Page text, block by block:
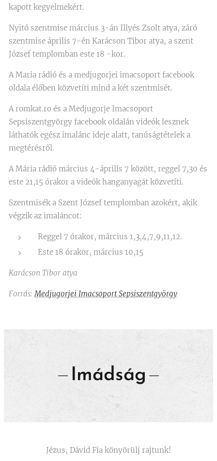
kapott kegyelmekért.
Nyitó szentmise március 3-án Illyés Zsolt atya, záró
szentmise április 7-én Karácson Tibor atya, a szent
József templomban este 18 -kor.
A Maria rádió és a medjugorjei imacsoport facebook
oldala élőben közvetíti mind a két szentmisét.
A romkat.ro és a Medjugorje Imacsoport
Sepsiszentgyörgy facebook oldalán videók lesznek
láthatók egész imalánc ideje alatt, tanúságtételek a
megtérésről.
A Mária rádió március 4-április 7 között, reggel 7,30 és
este 21,15 órakor a videók hanganyagát közvetíti.
Szentmisék a Szent József templomban azokért, akik
végzik az imaláncot:
Reggel 7 órakor, március 1,3,4,7,9,11,12.
Este 18 órakor, március 10,15
Karácson Tibor atya
Forrás:Medjugorjei Imacsoport Sepsiszentgyörgy
Imádság
Jézus, Dávid Fia könyörülj rajtunk!